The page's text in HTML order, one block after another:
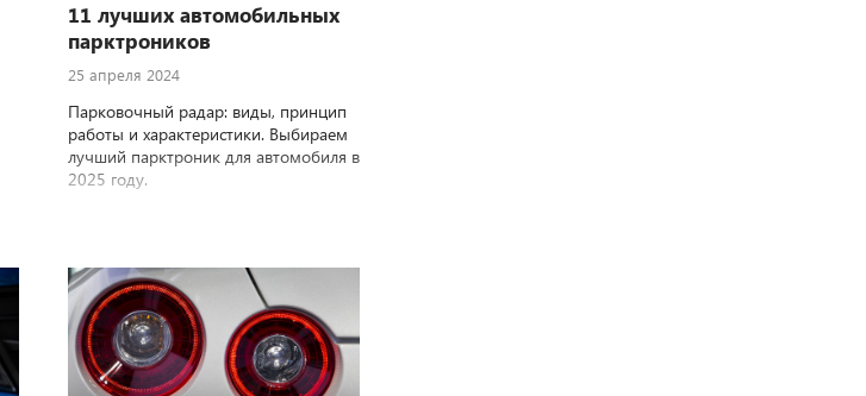
11 лучших автомобильных
парктроников
25 апреля 2024
Парковочный радар: виды, принцип
работы и характеристики. Выбираем
лучший парктроник для автомобиля в
2025 году.